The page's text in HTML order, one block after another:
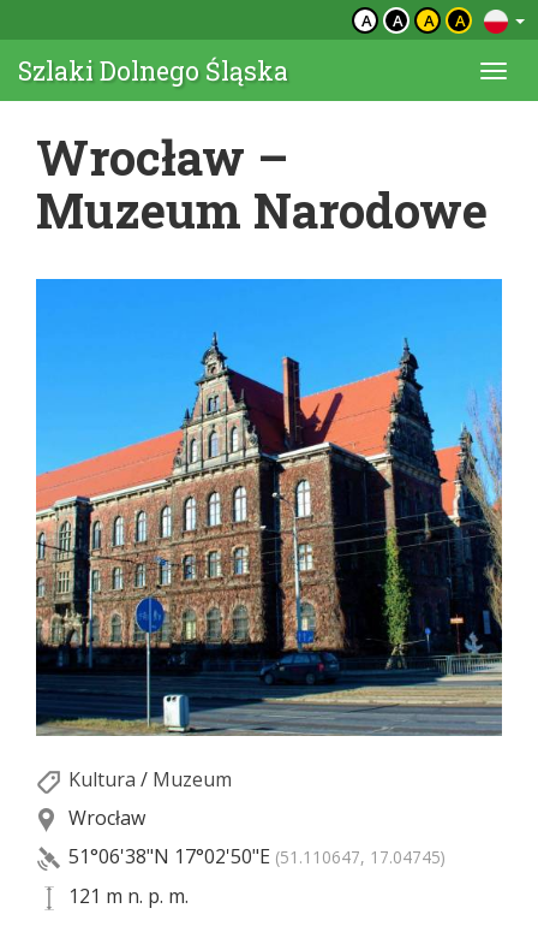
A A A A
Szlaki Dolnego Śląska
Wrocław –
Muzeum Narodowe
Kultura / Muzeum
Wrocław
51°06'38"N 17°02'50"E (51.110647, 17.04745)
121 m n. p. m.